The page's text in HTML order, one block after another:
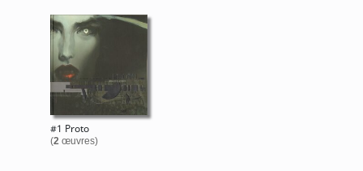
#1 Proto
(2 œuvres)